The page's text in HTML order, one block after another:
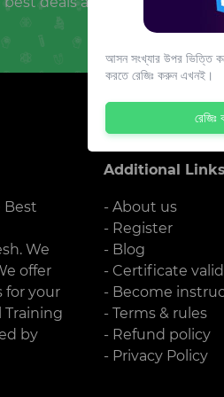
Best
We
offer
for your
Training
by
Additional Links
- About us
- Register
- Blog
- Certificate
- Become
- Terms & rules
- Refund policy
- Privacy Policy
আসন সংখ্যার উপর ভিত্তি
করতে রেজিঃ করুন এখনই।